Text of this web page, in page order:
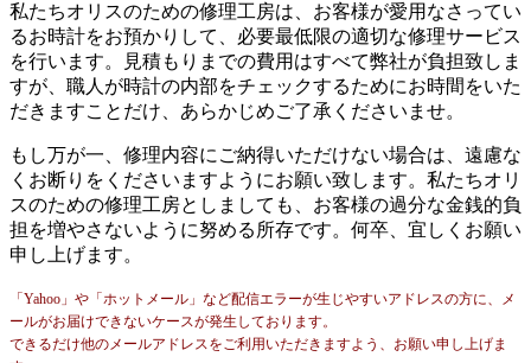
私たちオリスのための修理工房は、お客様が愛用なさってい
るお時計をお預かりして、必要最低限の適切な修理サービス
を行います。見積もりまでの費用はすべて弊社が負担致しま
すが、職人が時計の内部をチェックするためにお時間をいた
だきますことだけ、あらかじめご了承くださいませ。
もし万が一、修理内容にご納得いただけない場合は、遠慮な
くお断りをくださいますようにお願い致します。私たちオリ
スのための修理工房としましても、お客様の過分な金銭的負
担を増やさないように努める所存です。何卒、宜しくお願い
申し上げます。
「Yahoo」や「ホットメール」など配信エラーが生じやすいアドレスの方に、メ
ールがお届けできないケースが発生しております。
できるだけ他のメールアドレスをご利用いただきますよう、お願い申し上げま